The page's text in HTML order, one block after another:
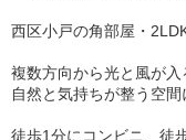
西区小戸の角部屋・
複数方向から光と風が入
自然と気持ちが整う空間
徒歩1分にコンビニ、徒